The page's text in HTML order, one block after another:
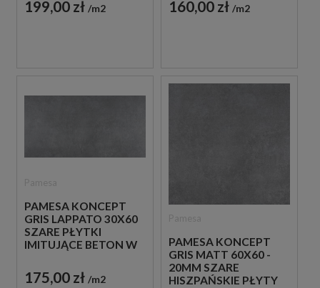
199,00 zł m2 160,00 zł m2
PAMESA KONCEPT
GRIS LAPPATO 30X60
SZARE PŁYTKI
IMITUJĄCE BETON W
175,00 zł m2
PAMESA KONCEPT
GRIS MATT 60X60 -
20MM SZARE
HISZPAŃSKIE PŁYTY